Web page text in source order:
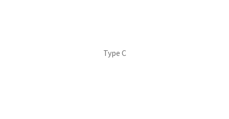
Type C